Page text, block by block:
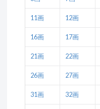
11画 12画
16画 17画
21画 22画
26画 27画
31画 32画